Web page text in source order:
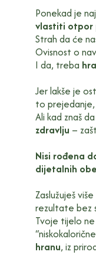
Ponekad je
vlastiti otpor
Strah da će
Ovisnost o
I da, treba
Jer lakše je
to prejedanje,
Ali kad znaš
zdravlju –
Nisi rođena
dijetalnih
Zaslužuješ
rezultate bez
Tvoje tijelo ne
hranu, iz